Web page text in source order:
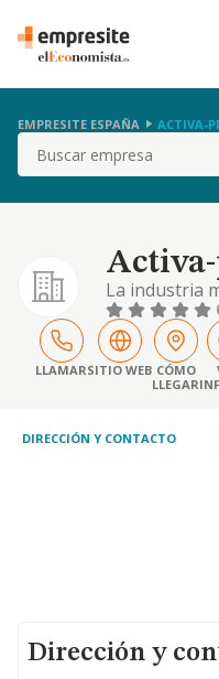
EMPRESITE ESPAÑA ACTIVA-
Buscar
La industria
LLAMARSITIO WEB CÓMO
LLEGAR
DIRECCIÓN Y CONTACTO
Dirección y